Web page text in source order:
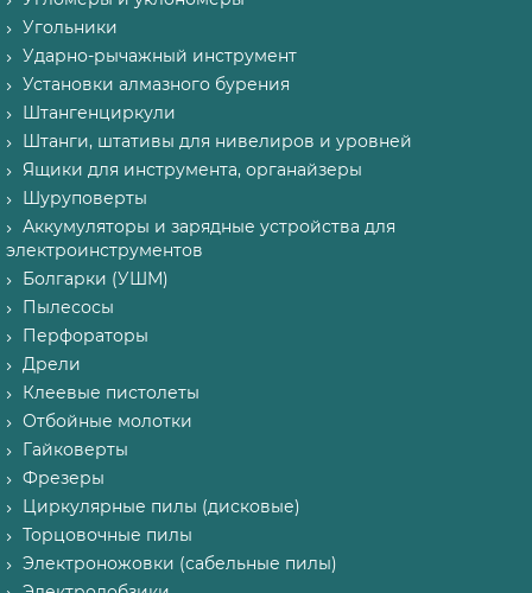
Угольники
Ударно-рычажный инструмент
Установки алмазного бурения
Штангенциркули
Штанги, штативы для нивелиров и уровней
Ящики для инструмента, органайзеры
Шуруповерты
Аккумуляторы и зарядные устройства для
электроинструментов
Болгарки (УШМ)
Пылесосы
Перфораторы
Дрели
Клеевые пистолеты
Отбойные молотки
Гайковерты
Фрезеры
Циркулярные пилы (дисковые)
Торцовочные пилы
Электроножовки (сабельные пилы)